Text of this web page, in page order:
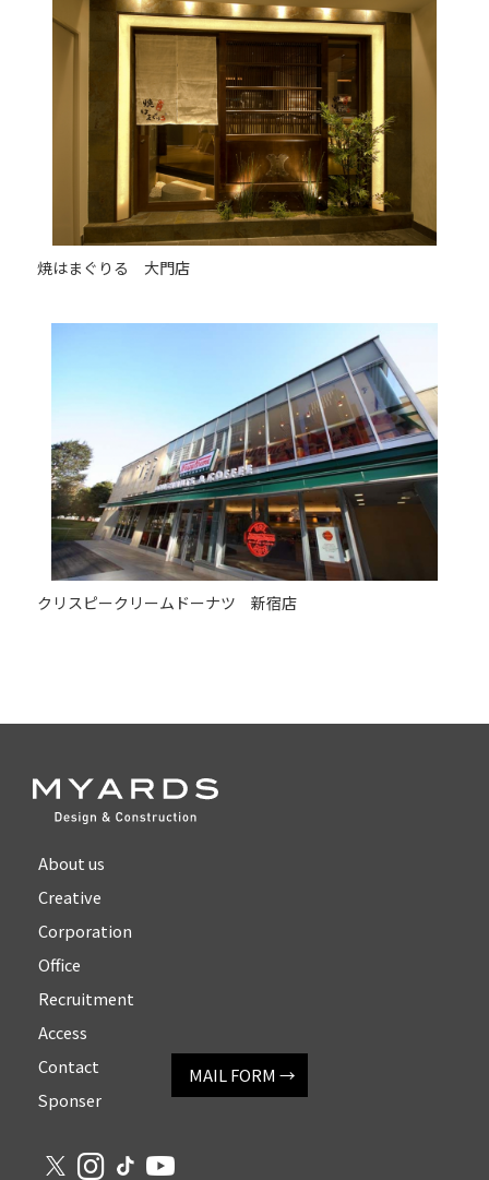
焼はまぐりる 大門店
クリスピークリームドーナツ 新宿店
About us
Creative
Corporation
Office
Recruitment
Access
Contact
MAIL FORM →
Sponser